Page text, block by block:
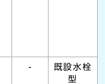
-
既設水栓
型